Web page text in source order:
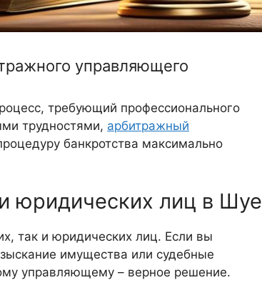
управляющего
требующий профессионального
трудностями, арбитражный
банкротства максимально
юридических лиц в Шуе
так и юридических лиц. Если вы
имущества или судебные
управляющему – верное решение.